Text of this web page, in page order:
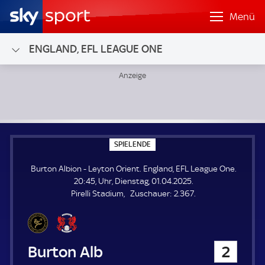
Menü
ENGLAND, EFL LEAGUE ONE
SPIELENDE
P
E
L
E
N
Burton Albion - Leyton Orient. England, EFL League One.
20:45, Uhr, Dienstag, 01.04.2025.
Pirelli Stadium
Zuschauer: Z
2.367.
Burton Albion 2